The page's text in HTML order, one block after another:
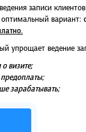
записи
вариант:
.
упрощает ведение
визите;
зарабатывать;